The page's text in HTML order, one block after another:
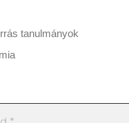
tanulmányok